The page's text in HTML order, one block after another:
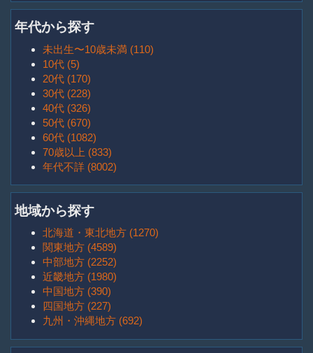
年代から探す
未出生〜10歳未満 (110)
10代 (5)
20代 (170)
30代 (228)
40代 (326)
50代 (670)
60代 (1082)
70歳以上 (833)
年代不詳 (8002)
地域から探す
北海道・東北地方 (1270)
関東地方 (4589)
中部地方 (2252)
近畿地方 (1980)
中国地方 (390)
四国地方 (227)
九州・沖縄地方 (692)